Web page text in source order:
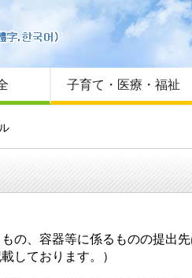
はじめての方へ
Foreign language
サイトマップ
子育て・医療・福祉
、容器等に係るものの提出
しております。）